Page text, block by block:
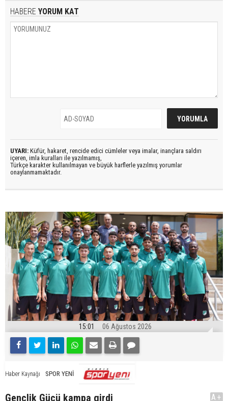
HABERE YORUM KAT
UYARI: Küfür, hakaret, rencide edici cümleler veya imalar, inançlara saldırı
içeren, imla kuralları ile yazılmamış,
Türkçe karakter kullanılmayan ve büyük harflerle yazılmış yorumlar
onaylanmamaktadır.
15:01 06 Ağustos 2026
Haber Kaynağı SPOR YENİ
Gençlik Gücü kampa girdi A+